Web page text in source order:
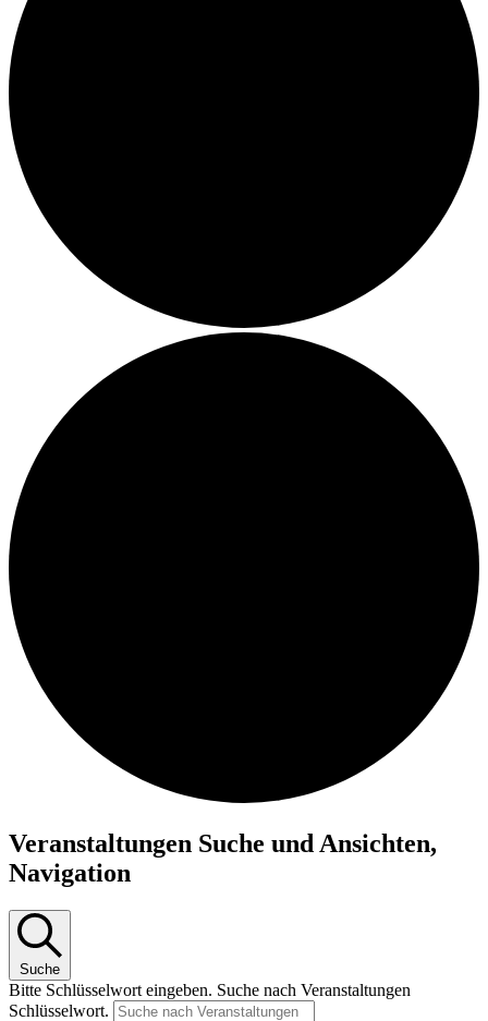
Veranstaltungen Suche und Ansichten,
Navigation
Suche
Bitte Schlüsselwort eingeben. Suche nach Veranstaltungen
Schlüsselwort.